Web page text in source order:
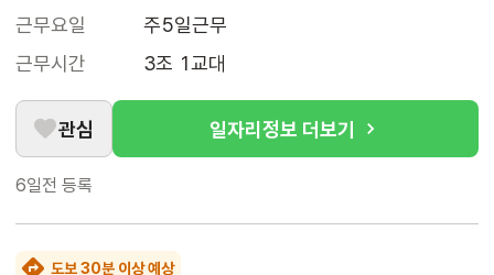
근무요일
주5일근무
근무시간
3조 1교대
관심 일자리정보 더보기
6일전 등록
도보 30분 이상 예상